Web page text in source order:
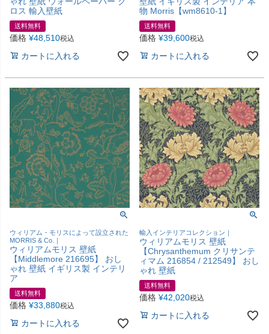
ロス 輸入壁紙
送料無料
価格 ¥48,510税込
カートに入れる
物 Morris【wm8610-1】
送料無料
価格 ¥39,600税込
カートに入れる
ウィリアム・モリスによって設立された
MORRIS & Co.｜
ウィリアムモリス 壁紙
【Middlemore 216695】 おし
ゃれ 壁紙 イギリス製 インテリ
ア
送料無料
価格 ¥33,880税込
カートに入れる
輸入インテリアコレクション｜
ウィリアムモリス 壁紙
【Chrysanthemum クリサンテ
ィマム 216854 / 212549】 おし
ゃれ 壁紙
送料無料
価格 ¥42,020税込
カートに入れる